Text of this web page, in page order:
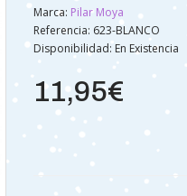
Marca: Pilar Moya
Referencia: 623-BLANCO
Disponibilidad: En Existencia
11,95€